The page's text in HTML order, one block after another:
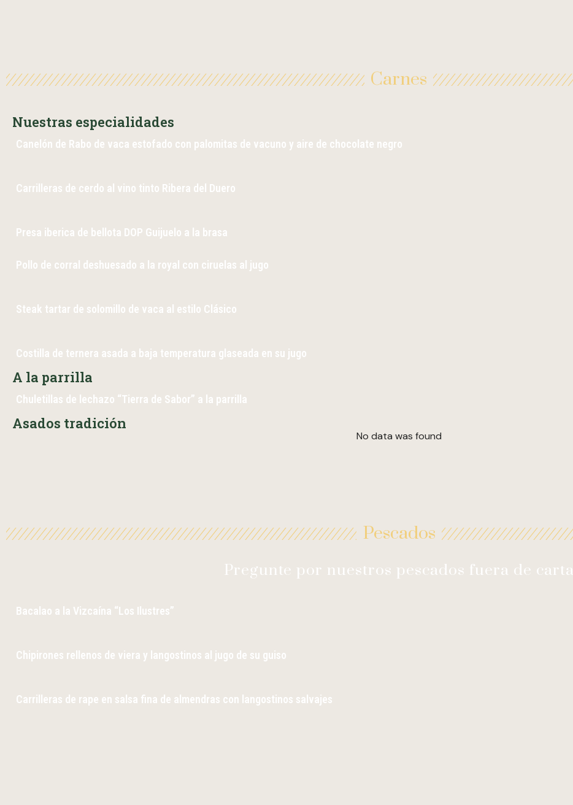
Carnes
Nuestras especialidades
Canelón de Rabo de vaca estofado con palomitas de vacuno y aire de chocolate negro
Carrilleras de cerdo al vino tinto Ribera del Duero
Presa iberica de bellota DOP Guijuelo a la brasa
Pollo de corral deshuesado a la royal con ciruelas al jugo
Steak tartar de solomillo de vaca al estilo Clásico
Costilla de ternera asada a baja temperatura glaseada en su jugo
A la parrilla
Chuletillas de lechazo “Tierra de Sabor” a la parrilla
Asados tradición
No data was found
Pescados
Pregunte por nuestros pescados fuera de carta
Bacalao a la Vizcaína “Los Ilustres”
Chipirones rellenos de viera y langostinos al jugo de su guiso
Carrilleras de rape en salsa fina de almendras con langostinos salvajes